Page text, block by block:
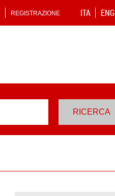
ITA ENG
REGISTRAZIONE